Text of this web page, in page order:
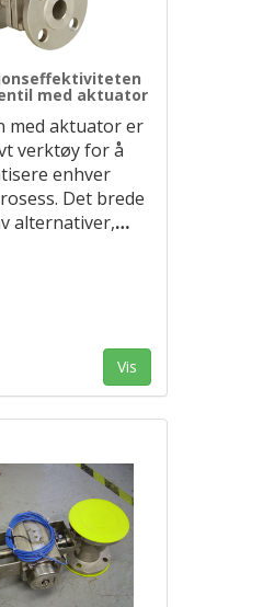
med aktuator
med aktuator er
verktøy for å
enhver
Det brede
alternativer,…
Vis